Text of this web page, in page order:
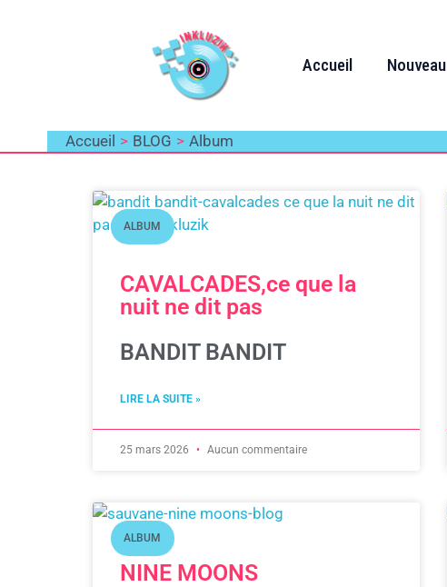
Accueil Nouveau
Accueil BLOG Album
ALBUM
CAVALCADES,ce que la
nuit ne dit pas
BANDIT BANDIT
LIRE LA SUITE »
25 mars 2026 Aucun commentaire
ALBUM
NINE MOONS